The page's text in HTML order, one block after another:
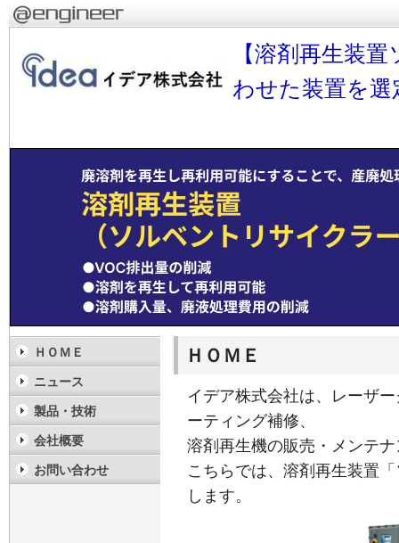
【溶剤再生装
わせた装置を選
ＨＯＭＥ
イデア株式会社は、レーザ
ーティング補修、
溶剤再生機の販売・メンテ
こちらでは、溶剤再生装置
します。
ＨＯＭＥ
ニュース
製品・技術
会社概要
お問い合わせ